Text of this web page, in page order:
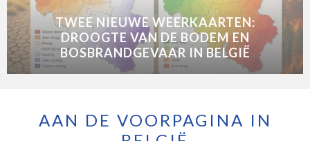
TWEE NIEUWE WEERKAARTEN:
DROOGTE VAN DE BODEM EN
BOSBRANDGEVAAR IN BELGIË
AAN DE VOORPAGINA IN